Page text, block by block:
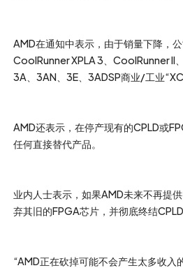
AMD在通知中表示，由于销量下降，
CoolRunner XPLA 3、CoolRunner II
3A、3AN、3E、3ADSP商业/工业
AMD还表示，在停产现有的CPLD或
任何直接替代产品。
业内人士表示，如果AMD未来不再提
弃其旧的FPGA芯片，并彻底终结CPLD
“AMD正在砍掉可能不会产生太多收入